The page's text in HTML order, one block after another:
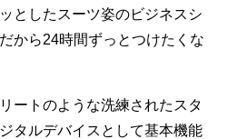
としたスーツ姿のビジネスシ
から24時間ずっとつけたくな
ートのような洗練されたスタ
タルデバイスとして基本機能